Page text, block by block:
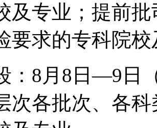
及专业；提前
要求的专科院
：8月8日—9日
次各批次、各